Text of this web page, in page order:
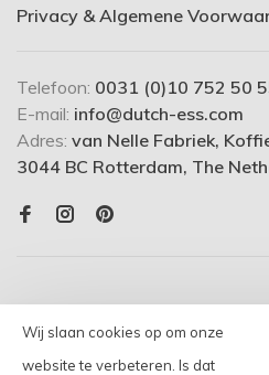
Privacy & Algemene
Telefoon: 0031 (0)10 752 50
E-mail: info@dutch-ess.com
Adres: van Nelle Fabriek,
3044 BC Rotterdam, The
© Copyright 2026 dutch-ess.com
Wij slaan cookies op om onze
website te verbeteren. Is dat